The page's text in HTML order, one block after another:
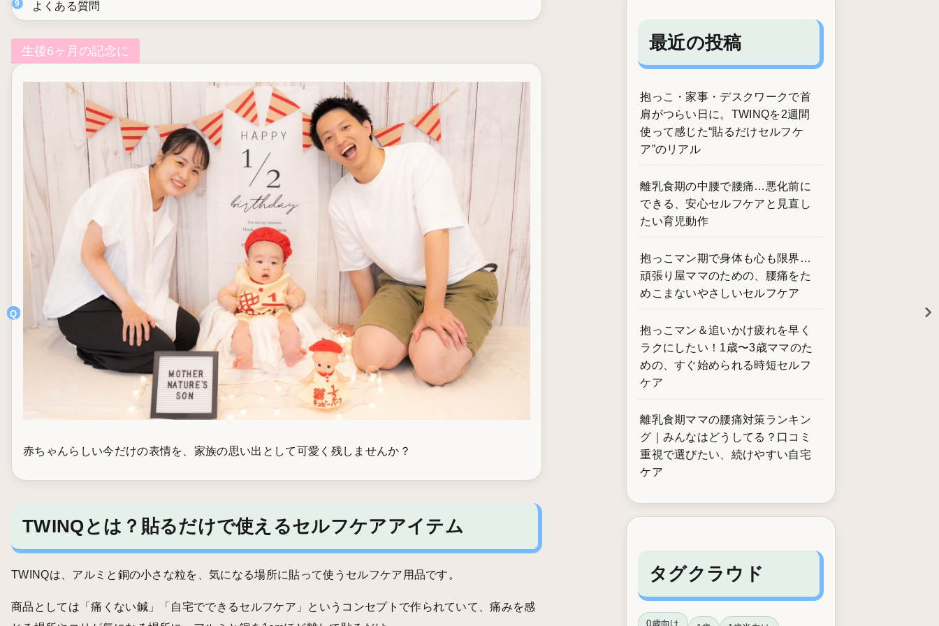
よくある質問
生後6ヶ月の記念に
赤ちゃんらしい今だけの表情を、家族の思い出として可愛く残しませんか？
TWINQとは？貼るだけで使えるセルフケアアイテム
TWINQは、アルミと銅の小さな粒を、気になる場所に貼って使うセルフケア用品です。
商品としては「痛くない鍼」「自宅でできるセルフケア」というコンセプトで作られていて、痛みを感
最近の投稿
抱っこ・家事・デスクワークで首
肩がつらい日に。TWINQを2週間
使って感じた“貼るだけセルフケ
ア”のリアル
離乳食期の中腰で腰痛…悪化前に
できる、安心セルフケアと見直し
たい育児動作
抱っこマン期で身体も心も限界…
頑張り屋ママのための、腰痛をた
めこまないやさしいセルフケア
抱っこマン＆追いかけ疲れを早く
ラクにしたい！1歳〜3歳ママのた
めの、すぐ始められる時短セルフ
ケア
離乳食期ママの腰痛対策ランキン
グ｜みんなはどうしてる？口コミ
重視で選びたい、続けやすい自宅
ケア
タグクラウド
0歳向け